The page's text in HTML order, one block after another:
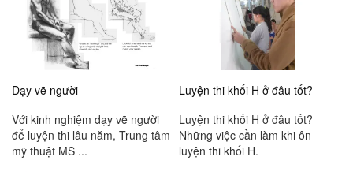
Dạy vẽ người
Với kinh nghiệm dạy vẽ người
để luyện thi lâu năm, Trung tâm
mỹ thuật MS ...
Luyện thi khối H ở đâu tốt?
Luyện thi khối H ở đâu tốt?
Những việc cần làm khi ôn
luyện thi khối H.